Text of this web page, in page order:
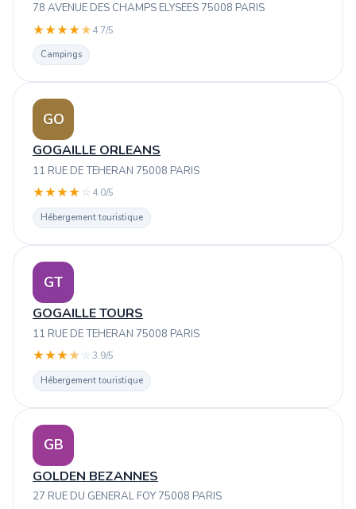
78 AVENUE DES CHAMPS ELYSEES 75008 PARIS
★★★★★4.7/5
Campings
GO
GOGAILLE ORLEANS
11 RUE DE TEHERAN 75008 PARIS
★★★★ ☆ 4.0/5
Hébergement touristique
GT
GOGAILLE TOURS
11 RUE DE TEHERAN 75008 PARIS
★★★★ ☆3.9/5
Hébergement touristique
GB
GOLDEN BEZANNES
27 RUE DU GENERAL FOY 75008 PARIS